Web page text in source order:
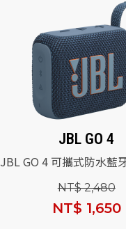
JBL GO 4
JBL GO 4 可攜式防水藍
NT$ 2,480
NT$ 1,650